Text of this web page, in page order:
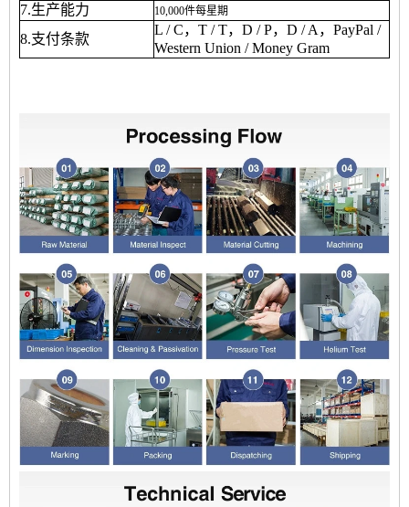
7.生产能力
10,000件每星期
8.支付条款
L / C，T / T，D / P，D / A，PayPal /
Western Union / Money Gram